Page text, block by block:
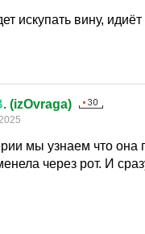
искупать вину, идиёт
. (izOvraga)
мы узнаем что она
через рот. И